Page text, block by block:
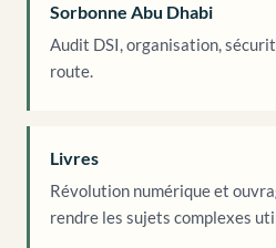
Sorbonne Abu Dhabi
Audit DSI, organisation,
route.
Livres
Révolution numérique et
rendre les sujets complexes